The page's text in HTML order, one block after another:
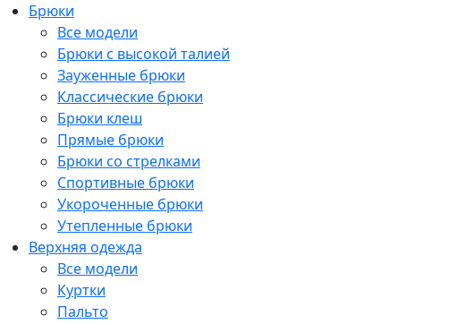
Брюки
Все модели
Брюки с высокой талией
Зауженные брюки
Классические брюки
Брюки клеш
Прямые брюки
Брюки со стрелками
Спортивные брюки
Укороченные брюки
Утепленные брюки
Верхняя одежда
Все модели
Куртки
Пальто